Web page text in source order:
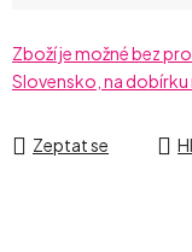
Zboží je možné bez
Slovensko, na dobírku
Zeptat se